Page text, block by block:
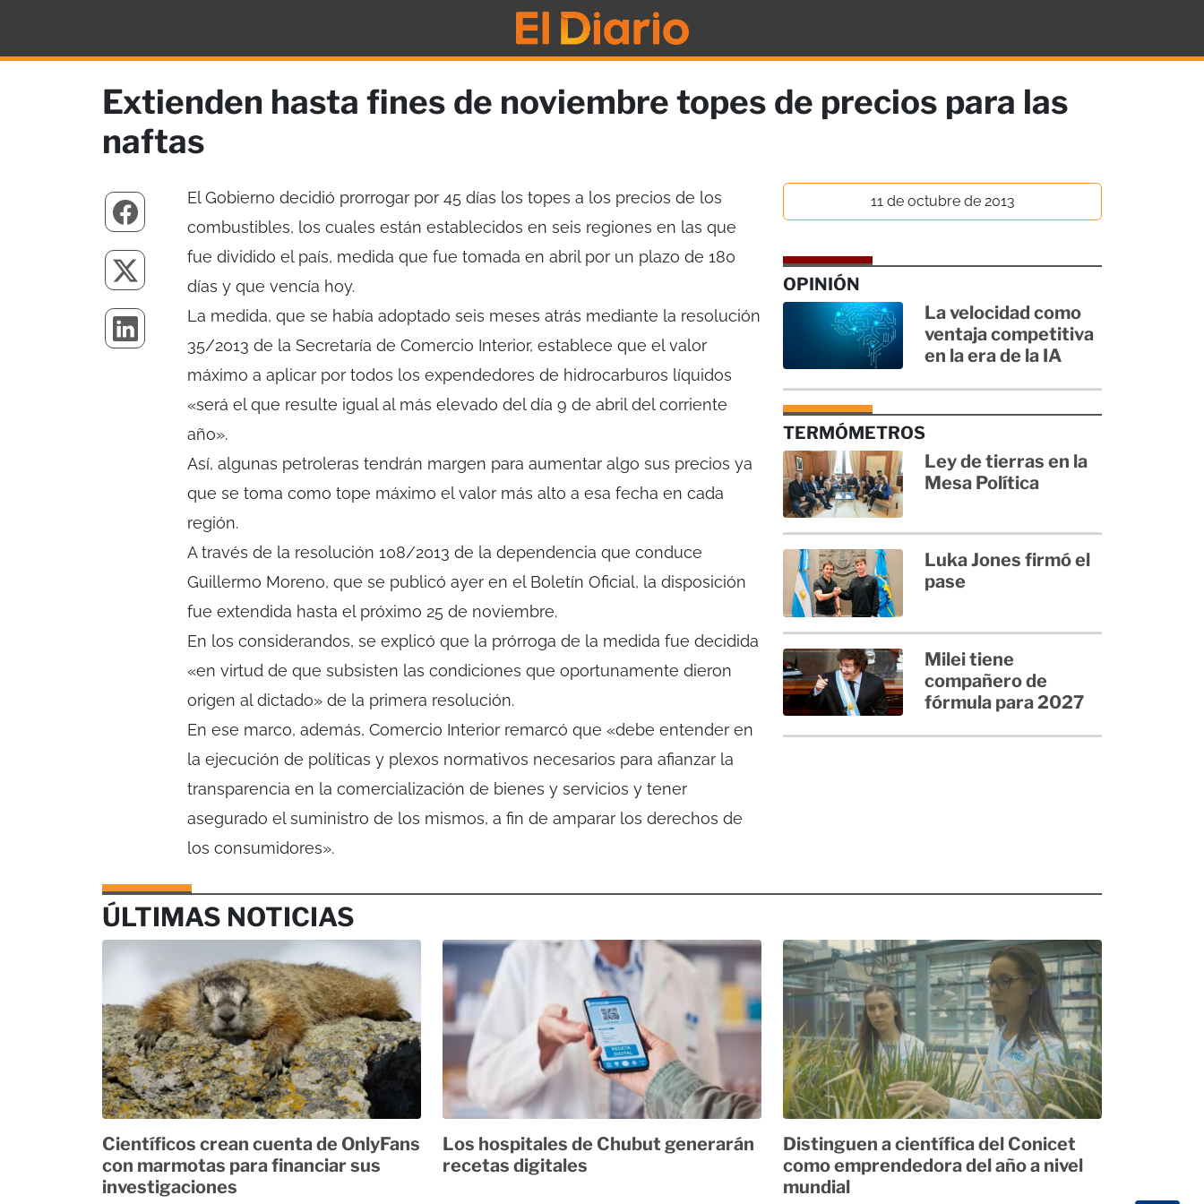
Extienden hasta fines de noviembre topes de precios para las
naftas
El Gobierno decidió prorrogar por 45 días los topes a los precios de los
combustibles, los cuales están establecidos en seis regiones en las que
fue dividido el país, medida que fue tomada en abril por un plazo de 180
días y que vencía hoy.
La medida, que se había adoptado seis meses atrás mediante la resolución
35/2013 de la Secretaría de Comercio Interior, establece que el valor
máximo a aplicar por todos los expendedores de hidrocarburos líquidos
«será el que resulte igual al más elevado del día 9 de abril del corriente
año».
Así, algunas petroleras tendrán margen para aumentar algo sus precios ya
que se toma como tope máximo el valor más alto a esa fecha en cada
región.
A través de la resolución 108/2013 de la dependencia que conduce
Guillermo Moreno, que se publicó ayer en el Boletín Oficial, la disposición
fue extendida hasta el próximo 25 de noviembre.
En los considerandos, se explicó que la prórroga de la medida fue decidida
«en virtud de que subsisten las condiciones que oportunamente dieron
origen al dictado» de la primera resolución.
En ese marco, además, Comercio Interior remarcó que «debe entender en
la ejecución de políticas y plexos normativos necesarios para afianzar la
transparencia en la comercialización de bienes y servicios y tener
asegurado el suministro de los mismos, a fin de amparar los derechos de
los consumidores».
11 de octubre de 2013
OPINIÓN
La velocidad como
ventaja competitiva
en la era de la IA
TERMÓMETROS
Ley de tierras en la
Mesa Política
Luka Jones firmó el
pase
Milei tiene
compañero de
fórmula para 2027
ÚLTIMAS NOTICIAS
Científicos crean cuenta de OnlyFans
con marmotas para financiar sus
investigaciones
Los hospitales de Chubut generarán
recetas digitales
Distinguen a científica del Conicet
como emprendedora del año a nivel
mundial